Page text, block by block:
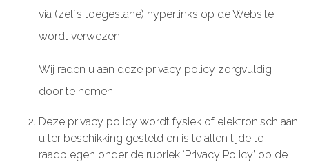
via (zelfs toegestane) hyperlinks op de Website
wordt verwezen.
Wij raden u aan deze privacy policy zorgvuldig
door te nemen.
Deze privacy policy wordt fysiek of elektronisch aan
u ter beschikking gesteld en is te allen tijde te
raadplegen onder de rubriek ‘Privacy Policy’ op de